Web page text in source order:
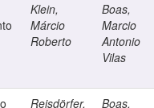
Klein,
Márcio
Roberto
Boas,
Marcio
Antonio
Vilas
Reisdörfer,
Boas,